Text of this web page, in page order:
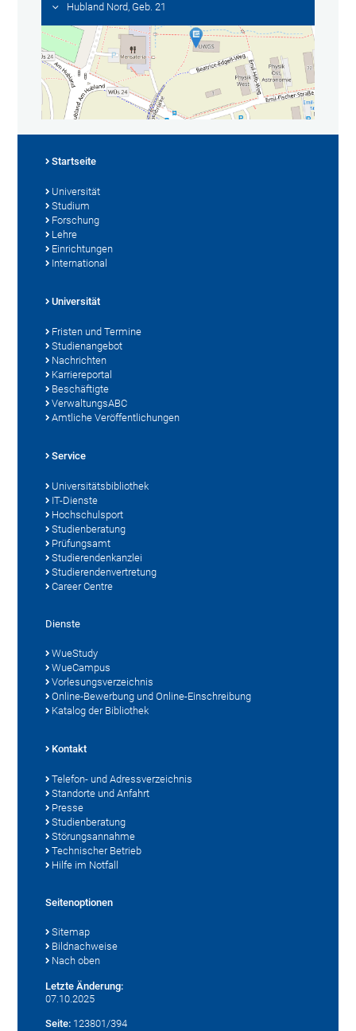
Hubland Nord, Geb. 21
Startseite
Universität
Studium
Forschung
Lehre
Einrichtungen
International
Universität
Fristen und Termine
Studienangebot
Nachrichten
Karriereportal
Beschäftigte
VerwaltungsABC
Amtliche Veröffentlichungen
Service
Universitätsbibliothek
IT-Dienste
Hochschulsport
Studienberatung
Prüfungsamt
Studierendenkanzlei
Studierendenvertretung
Career Centre
Dienste
WueStudy
WueCampus
Vorlesungsverzeichnis
Online-Bewerbung und Online-Einschreibung
Katalog der Bibliothek
Kontakt
Telefon- und Adressverzeichnis
Standorte und Anfahrt
Presse
Studienberatung
Störungsannahme
Technischer Betrieb
Hilfe im Notfall
Seitenoptionen
Sitemap
Bildnachweise
Nach oben
Letzte Änderung:
07.10.2025
Seite: 123801/394